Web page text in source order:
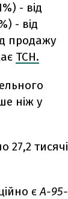
- від
- від
продажу
ТСН.
ніж у
27,2 тисячі
єА-95-